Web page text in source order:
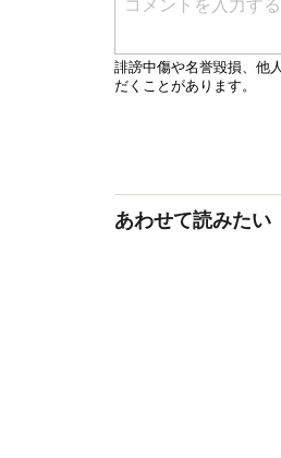
あわせて読みたい